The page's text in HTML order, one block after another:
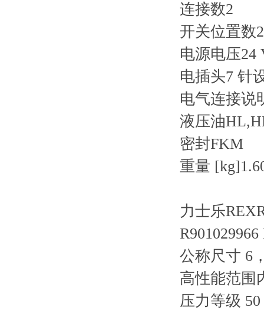
连接数2
开关位置数2
电源电压24
电插头7 针
电气连接说
液压油
密封FKM
重量
力士乐
公称尺寸 6
高性能范围
压力等级 50